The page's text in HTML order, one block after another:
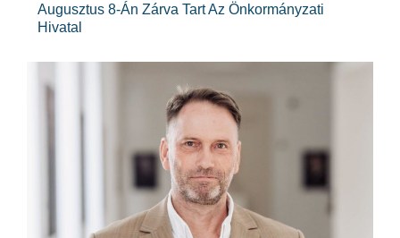
Augusztus 8-Án Zárva Tart Az Önkormányzati
Hivatal